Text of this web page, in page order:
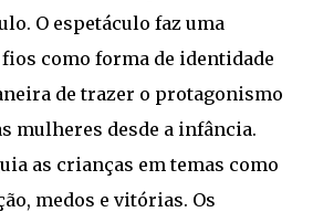
O espetáculo faz uma
como forma de identidade
de trazer o protagonismo
mulheres desde a infância.
as crianças em temas como
medos e vitórias. Os